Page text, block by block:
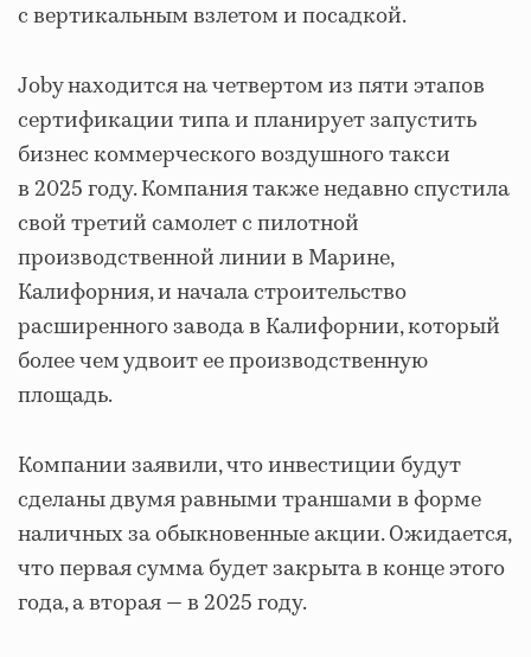
с вертикальным взлетом и посадкой.
Joby находится на четвертом из пяти этапов
сертификации типа и планирует запустить
бизнес коммерческого воздушного такси
в 2025 году. Компания также недавно спустила
свой третий самолет с пилотной
производственной линии в Марине,
Калифорния, и начала строительство
расширенного завода в Калифорнии, который
более чем удвоит ее производственную
площадь.
Компании заявили, что инвестиции будут
сделаны двумя равными траншами в форме
наличных за обыкновенные акции. Ожидается,
что первая сумма будет закрыта в конце этого
года, а вторая — в 2025 году.